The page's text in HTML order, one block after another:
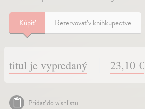
Kúpiť Rezervovať v kníhkupectve
titul je vypredaný 23,10 €
Pridať do wishlistu